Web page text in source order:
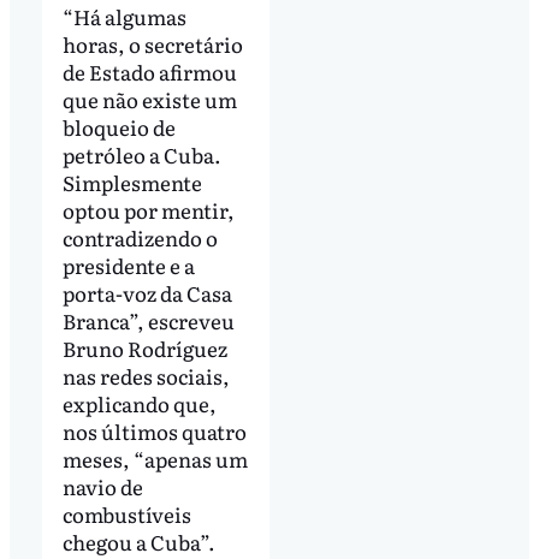
“Há algumas
horas, o secretário
de Estado afirmou
que não existe um
bloqueio de
petróleo a Cuba.
Simplesmente
optou por mentir,
contradizendo o
presidente e a
porta-voz da Casa
Branca”, escreveu
Bruno Rodríguez
nas redes sociais,
explicando que,
nos últimos quatro
meses, “apenas um
navio de
combustíveis
chegou a Cuba”.